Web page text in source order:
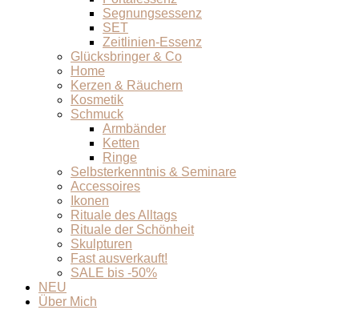
Segnungsessenz
SET
Zeitlinien-Essenz
Glücksbringer & Co
Home
Kerzen & Räuchern
Kosmetik
Schmuck
Armbänder
Ketten
Ringe
Selbsterkenntnis & Seminare
Accessoires
Ikonen
Rituale des Alltags
Rituale der Schönheit
Skulpturen
Fast ausverkauft!
SALE bis -50%
NEU
Über Mich